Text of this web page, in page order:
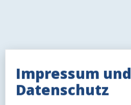
Impressum und
Datenschutz